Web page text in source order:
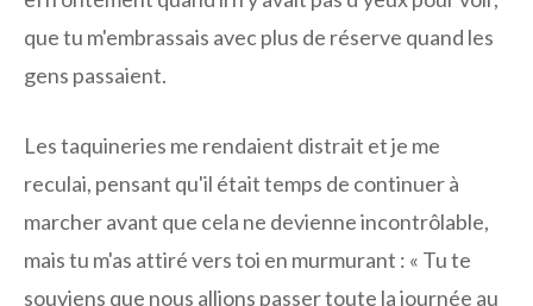
que tu m'embrassais avec plus de réserve quand les
gens passaient.
Les taquineries me rendaient distrait et je me
reculai, pensant qu'il était temps de continuer à
marcher avant que cela ne devienne incontrôlable,
mais tu m'as attiré vers toi en murmurant : « Tu te
souviens que nous allions passer toute la journée au